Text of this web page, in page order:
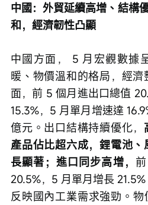
中國：外貿延續高增、結構
和，經濟韌性凸顯
中國方面， 5 月宏觀數據
暖、物價溫和的格局，經
面，前 5 個月進出口總值
15.3%，5 月單月增速達
億元。出口結構持續優化，
產品佔比超六成，鋰電池
長顯著；進口同步高增，
20.5%，5 月單月增長 21.5%
反映國內工業需求強勁。